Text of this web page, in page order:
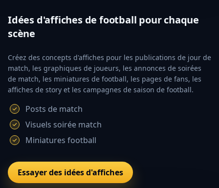
Idées d'affiches de football pour chaque
scène
Créez des concepts d'affiches pour les publications de jour de
match, les graphiques de joueurs, les annonces de soirées
de match, les miniatures de football, les pages de fans, les
affiches de story et les campagnes de saison de football.
Posts de match
Visuels soirée match
Miniatures football
Essayer des idées d'affiches